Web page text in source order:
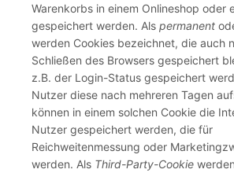
Warenkorbs in einem Onlineshop oder
gespeichert werden. Als permanent
werden Cookies bezeichnet, die auch
Schließen des Browsers gespeichert
z.B. der Login-Status gespeichert
Nutzer diese nach mehreren Tagen
können in einem solchen Cookie die
Nutzer gespeichert werden, die für
Reichweitenmessung oder
werden. Als Third-Party-Cookie